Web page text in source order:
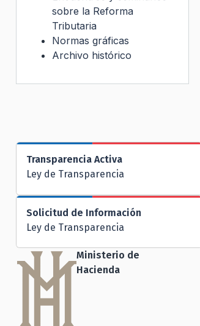
sobre la Reforma
Tributaria
Normas gráficas
Archivo histórico
Transparencia Activa
Ley de Transparencia
Solicitud de Información
Ley de Transparencia
Ministerio de
Hacienda